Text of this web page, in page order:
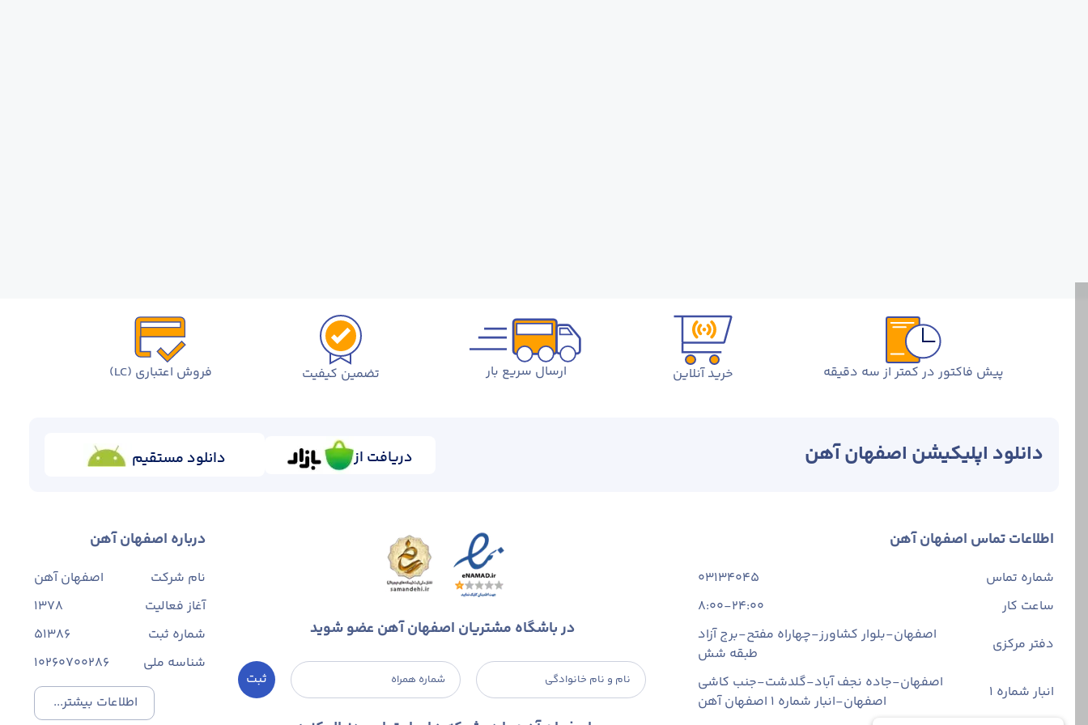
پیش فاکتور در کمتر از سه دقیقه خرید آنلاین ارسال سریع بار تضمین کیفیت فروش اعتباری (LC)
دانلود اپلیکیشن اصفهان آهن دریافت از دانلود مستقیم
اطلاعات تماس اصفهان آهن
شماره تماس
03134045
ساعت کار
8:00-24:00
دفتر مرکزی
اصفهان-بلوار کشاورز-چهاراه مفتح-برج آزاد
طبقه شش
انبار شماره 1
اصفهان-جاده نجف آباد-گلدشت-جنب کاشی
اصفهان-انبار شماره ۱ اصفهان آهن
در باشگاه مشتریان اصفهان آهن عضو شوید
نام و نام خانوادگی شماره همراه ثبت
درباره اصفهان آهن
نام شرکت
اصفهان آهن
آغاز فعالیت
1378
شماره ثبت
۵۱۳۸۶
شناسه ملی
10260700286
اطلاعات بیشتر...